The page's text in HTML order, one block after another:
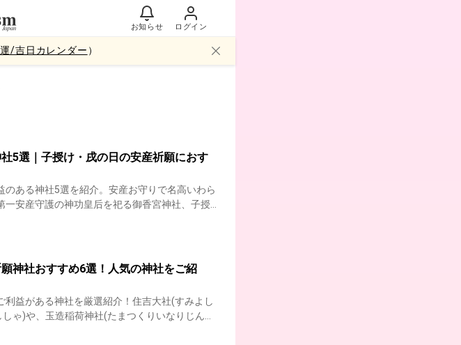
お知らせ ログイン
/吉日カレンダー ）
社5選｜子授け・戌の日の安産祈願におす
のある神社5選を紹介。安産お守りで名高いわら
一安産守護の神功皇后を祀る御香宮神社、子授
る梅宮大社など、子授け・安産祈願で人気の
神社おすすめ6選！人気の神社をご紹
利益がある神社を厳選紹介！住吉大社(すみよし
ゃ)や、玉造稲荷神社(たまつくりいなりじんじ
ちまがたまいし)など、神社ごとの特徴をわか